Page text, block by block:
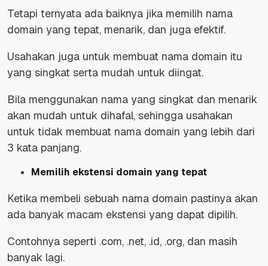
Tetapi ternyata ada baiknya jika memilih nama
domain yang tepat, menarik, dan juga efektif.
Usahakan juga untuk membuat nama domain itu
yang singkat serta mudah untuk diingat.
Bila menggunakan nama yang singkat dan menarik
akan mudah untuk dihafal, sehingga usahakan
untuk tidak membuat nama domain yang lebih dari
3 kata panjang.
Memilih ekstensi domain yang tepat
Ketika membeli sebuah nama domain pastinya akan
ada banyak macam ekstensi yang dapat dipilih.
Contohnya seperti .com, .net, .id, .org, dan masih
banyak lagi.